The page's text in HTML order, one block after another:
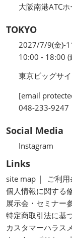
大阪南港ATC
TOKYO
2027/7/9(金)-
10:00 - 18:00 (
東京ビッグサ
[email
048-233-9247
Social Media
Instagram
Links
site map ご利
個人情報に関する
展示会・セミナー
特定商取引法に基
カスタマーハラス